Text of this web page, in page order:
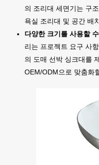
의 조리대 세면기는 구
욕실 조리대 및 공간 배
다양한 크기를 사용할
리는 프로젝트 요구 사
의 도매 선박 싱크대를
OEM/ODM으로 맞춤화